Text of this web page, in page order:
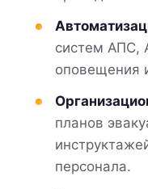
систем АПС,
оповещения
планов
персонала.